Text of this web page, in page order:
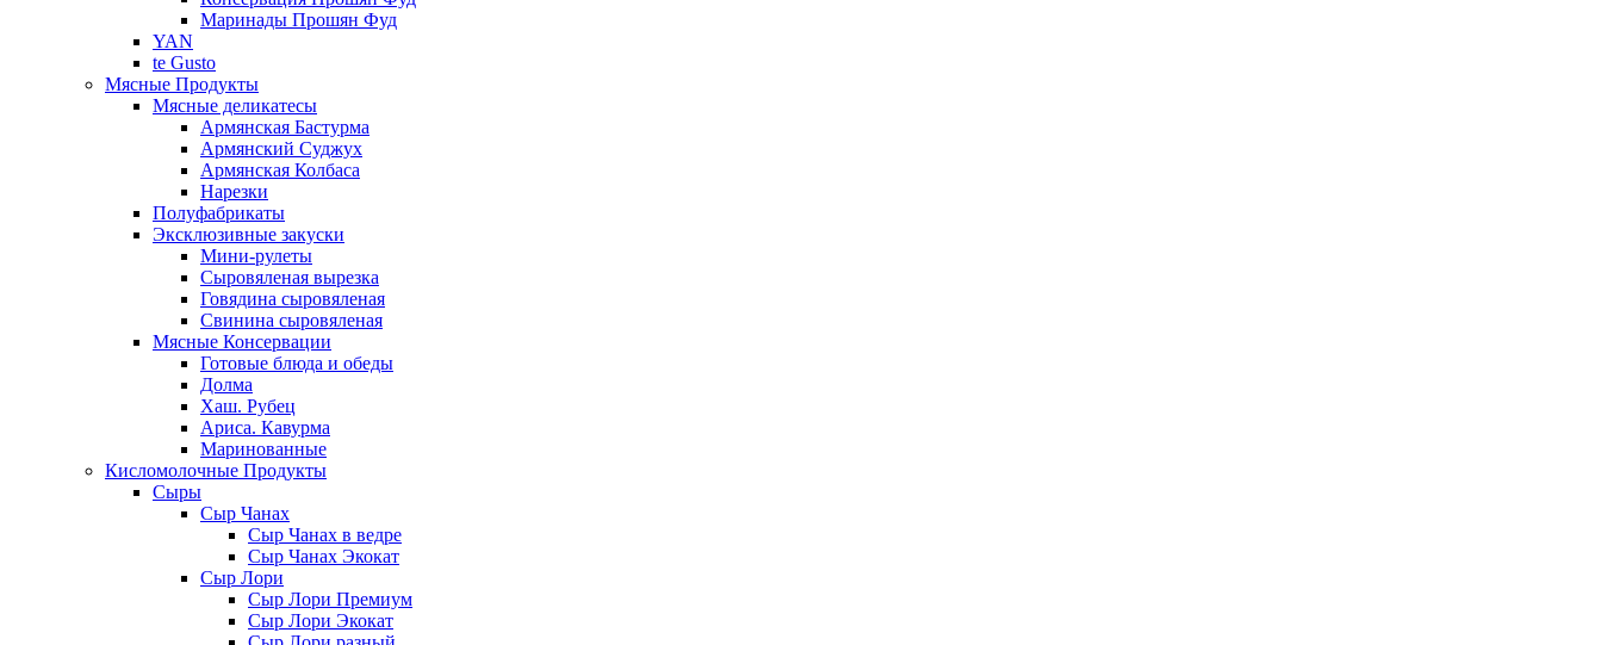
Маринады Прошян Фуд
YAN
te Gusto
Мясные Продукты
Мясные деликатесы
Армянская Бастурма
Армянский Суджух
Армянская Колбаса
Нарезки
Полуфабрикаты
Эксклюзивные закуски
Мини-рулеты
Сыровяленая вырезка
Говядина сыровяленая
Свинина сыровяленая
Мясные Консервации
Готовые блюда и обеды
Долма
Хаш. Рубец
Ариса. Кавурма
Маринованные
Кисломолочные Продукты
Сыры
Сыр Чанах
Сыр Чанах в ведре
Сыр Чанах Экокат
Сыр Лори
Сыр Лори Премиум
Сыр Лори Экокат